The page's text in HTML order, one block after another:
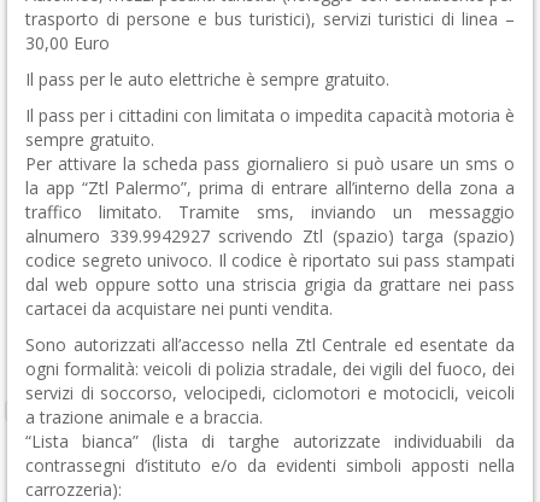
trasporto di persone e bus turistici), servizi turistici di linea –
30,00 Euro
Il pass per le auto elettriche è sempre gratuito.
Il pass per i cittadini con limitata o impedita capacità motoria è
sempre gratuito.
Per attivare la scheda pass giornaliero si può usare un sms o
la app “Ztl Palermo”, prima di entrare all’interno della zona a
traffico limitato. Tramite sms, inviando un messaggio
alnumero 339.9942927 scrivendo Ztl (spazio) targa (spazio)
codice segreto univoco. Il codice è riportato sui pass stampati
dal web oppure sotto una striscia grigia da grattare nei pass
cartacei da acquistare nei punti vendita.
Sono autorizzati all’accesso nella Ztl Centrale ed esentate da
ogni formalità: veicoli di polizia stradale, dei vigili del fuoco, dei
servizi di soccorso, velocipedi, ciclomotori e motocicli, veicoli
a trazione animale e a braccia.
“Lista bianca” (lista di targhe autorizzate individuabili da
contrassegni d’istituto e/o da evidenti simboli apposti nella
carrozzeria):